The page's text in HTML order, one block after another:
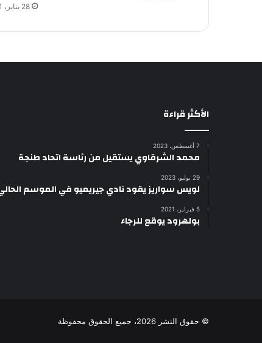
28 يناير، 2021
الأكثر قراءة
7 أغسطس، 2023
محمد الشرقاوي يستقيل من رئاسة اتحاد طنجة
29 يوليو، 2023
لويس سواريز يقود نادي جيريميو في الموسم
5 فبراير، 2021
بولهرود يوقع للرجاء
© حقوق النشر 2026، جميع الحقوق محفوظة